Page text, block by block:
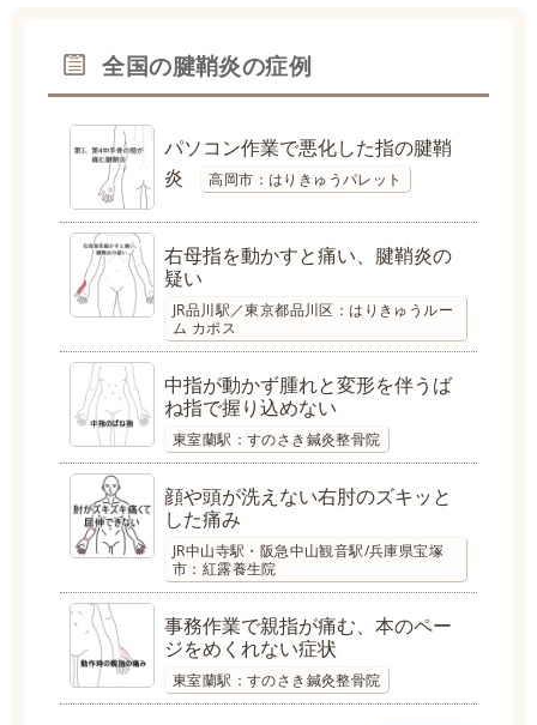
全国の腱鞘炎の症例
パソコン作業で悪化した指の腱鞘
炎
高岡市：はりきゅうパレット
右母指を動かすと痛い、腱鞘炎の
疑い
JR品川駅／東京都品川区：はりきゅうルー
ム カポス
中指が動かず腫れと変形を伴うば
ね指で握り込めない
東室蘭駅：すのさき鍼灸整骨院
顔や頭が洗えない右肘のズキッと
した痛み
JR中山寺駅・阪急中山観音駅/兵庫県宝塚
市：紅露養生院
事務作業で親指が痛む、本のペー
ジをめくれない症状
東室蘭駅：すのさき鍼灸整骨院